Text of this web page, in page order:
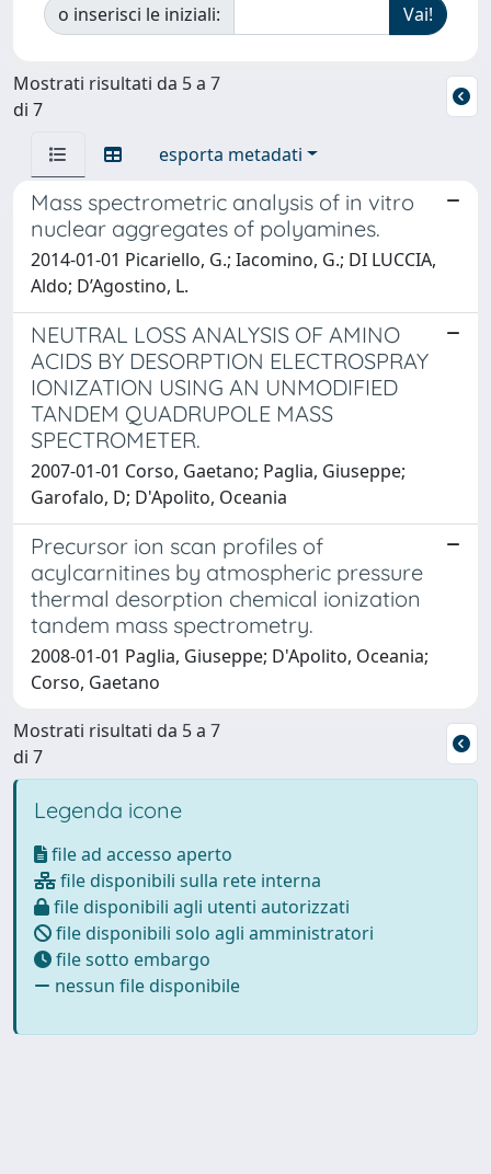
o inserisci le iniziali:
Mostrati risultati da 5 a 7
di 7
esporta metadati
Mass spectrometric analysis of in vitro
nuclear aggregates of polyamines.
2014-01-01 Picariello, G.; Iacomino, G.; DI LUCCIA,
Aldo; D’Agostino, L.
NEUTRAL LOSS ANALYSIS OF AMINO
ACIDS BY DESORPTION ELECTROSPRAY
IONIZATION USING AN UNMODIFIED
TANDEM QUADRUPOLE MASS
SPECTROMETER.
2007-01-01 Corso, Gaetano; Paglia, Giuseppe;
Garofalo, D; D'Apolito, Oceania
Precursor ion scan profiles of
acylcarnitines by atmospheric pressure
thermal desorption chemical ionization
tandem mass spectrometry.
2008-01-01 Paglia, Giuseppe; D'Apolito, Oceania;
Corso, Gaetano
Mostrati risultati da 5 a 7
di 7
Legenda icone
file ad accesso aperto
file disponibili sulla rete interna
file disponibili agli utenti autorizzati
file disponibili solo agli amministratori
file sotto embargo
nessun file disponibile